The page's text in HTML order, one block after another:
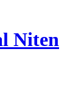
Niten